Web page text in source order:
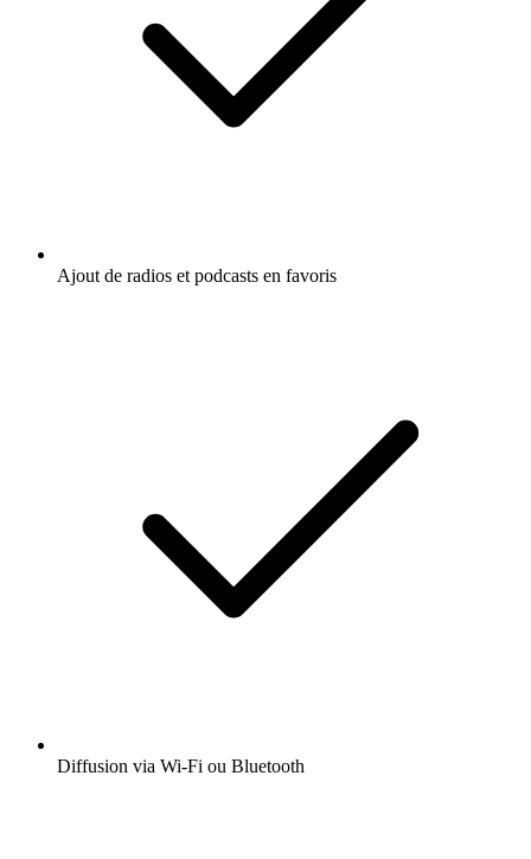
Ajout de radios et podcasts en favoris
Diffusion via Wi-Fi ou Bluetooth